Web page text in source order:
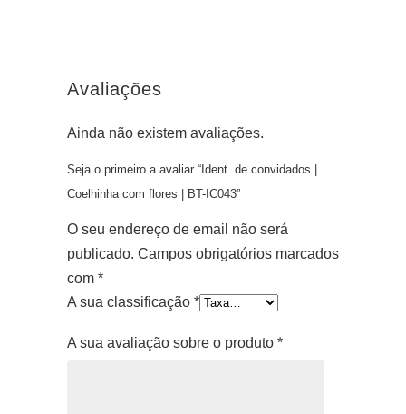
Avaliações
Ainda não existem avaliações.
Seja o primeiro a avaliar “Ident. de convidados |
Coelhinha com flores | BT-IC043”
O seu endereço de email não será
publicado. Campos obrigatórios marcados
com *
A sua classificação *
A sua avaliação sobre o produto *